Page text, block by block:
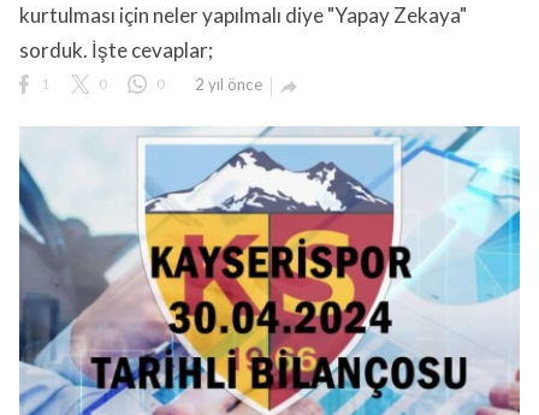
kurtulması için neler yapılmalı diye "Yapay Zekaya"
sorduk. İşte cevaplar;
1 0 0 2 yıl önce 